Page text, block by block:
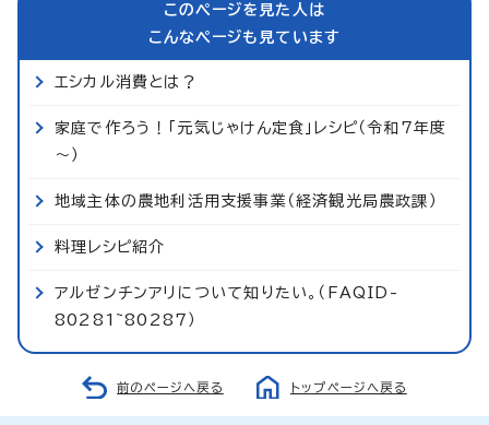
このページを見た人は
こんなページも見ています
エシカル消費とは？
家庭で作ろう！「元気じゃけん定食」レシピ（令和7年度
～）
地域主体の農地利活用支援事業（経済観光局農政課）
料理レシピ紹介
アルゼンチンアリについて知りたい。（FAQID-
80281~80287）
前のページへ戻る トップページへ戻る